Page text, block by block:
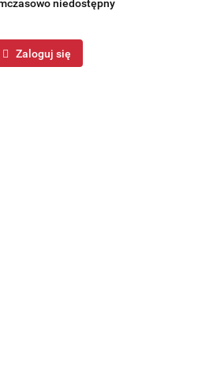
niedostępny
Zaloguj się